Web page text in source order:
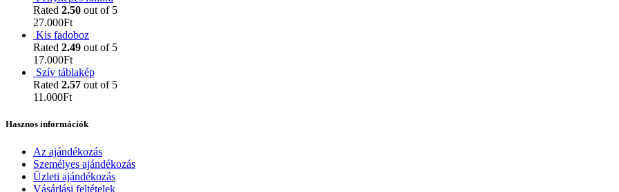
Rated 2.50 out of 5
27.000Ft
Kis fadoboz
Rated 2.49 out of 5
17.000Ft
Szív táblakép
Rated 2.57 out of 5
11.000Ft
Hasznos információk
Az ajándékozás
Személyes ajándékozás
Üzleti ajándékozás
Vásárlási feltételek